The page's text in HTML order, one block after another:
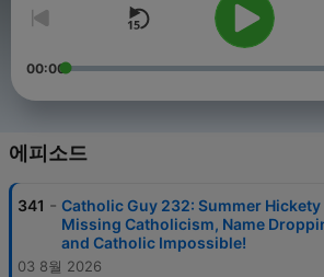
00:00
에피소드
341 - Catholic Guy 232: Summer Hickety
Missing Catholicism, Name
and Catholic Impossible!
03 8월 2026